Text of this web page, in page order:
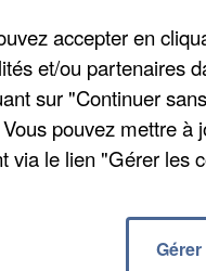
date. En
aiment. Dans le
7 lieux pour
accepter en
et/ou partenaires
sur "Continuer
pouvez mettre à
via le lien "Gérer les